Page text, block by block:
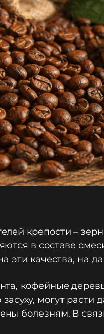
крепости –
в составе
эти качества, на
кофейные
могут
болезням. В